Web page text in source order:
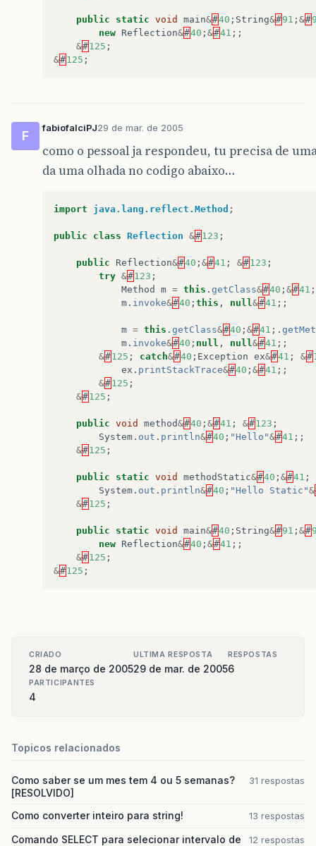
public static void main&#40 ; String&#91 ; &#
new Reflection&#40 ; &#41 ;;
&#125 ;
&#125 ;
F
fabiofalciPJ29 de mar. de 2005
como o pessoal ja respondeu, tu precisa de
da uma olhada no codigo abaixo…
import java.lang.reflect.Method ;
public class Reflection &#123 ;
public Reflection&#40 ; &#41 ; &#123 ;
try &#123 ;
Method
m = this . getClass&#40 ; &#41
m . invoke&#40 ; this , null &#41 ;;
m = this . getClass&#40 ; &#41 ;.
m . invoke&#40 ; null , null &#41 ;;
&#125 ; catch&#40 ; Exception ex&#41 ; &#
ex . printStackTrace&#40 ; &#41 ;;
&#125 ;
&#125 ;
public void method&#40 ; &#41 ; &#123 ;
System . out . println&#40 ; "Hello"&#41 ;;
&#125 ;
public static void methodStatic&#40 ; &#41 ;
System . out . println&#40 ; "Hello Static"&
&#125 ;
public static void main&#40 ; String&#91 ; &#
new Reflection&#40 ; &#41 ;;
&#125 ;
&#125 ;
CRIADO
28 de março de 2005
ULTIMA RESPOSTA
29 de mar. de 2005
RESPOSTAS
6
PARTICIPANTES
4
Topicos relacionados
Como saber se um mes tem 4 ou 5 semanas?
[RESOLVIDO]
31 respostas
Como converter inteiro para string! 13 respostas
Comando SELECT para selecionar intervalo de
12 respostas